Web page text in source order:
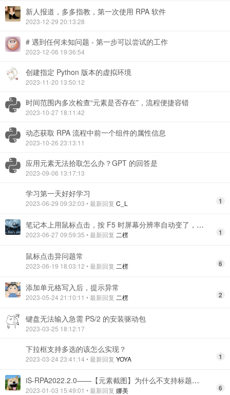
新人报道，多多指教，第一次使用 RPA 软件
2023-12-29 20:13:28
# 遇到任何未知问题 - 第一步可以尝试的工作
2023-12-06 19:36:54
创建指定 Python 版本的虚拟环境
2023-11-20 13:50:12
时间范围内多次检查“元素是否存在”，流程便捷容错
2023-10-27 18:11:42
动态获取 RPA 流程中前一个组件的属性信息
2023-10-26 23:13:11
应用元素无法拾取怎么办？GPT 的回答是
2023-09-06 13:17:13
学习第一天好好学习
2023-06-29 09:32:03 • 最新回复 C_L 1
笔记本上用鼠标点击，按 F5 时屏幕分辨率自动变了，导致无法正确拾取，怎么办？
2023-06-27 09:59:35 • 最新回复 二楞 1
鼠标点击异问题常
2023-06-19 18:03:12 • 最新回复 二楞 6
添加单元格写入后，提示异常
2023-05-24 21:10:11 • 最新回复 二楞 2
键盘无法输入急需 PS/2 的安装驱动包
2023-03-25 18:12:17
下拉框支持多选的该怎么实现？
2023-03-24 23:41:14 • 最新回复 YOYA 1
iS-RPA2022.2.0——【元素截图】为什么不支持标题模糊匹配呢？
2023-01-03 15:49:01 • 最新回复 娜美 6